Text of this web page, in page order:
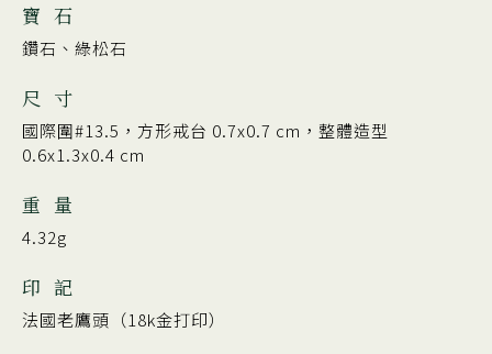
寶 石
鑽石、綠松石
尺 寸
國際圍#13.5，方形戒台 0.7x0.7 cm，整體造型
0.6x1.3x0.4 cm
重 量
4.32g
印 記
法國老鷹頭（18k金打印）